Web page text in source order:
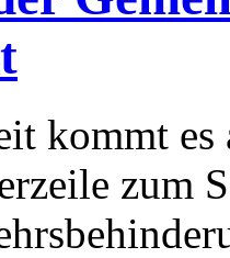
kommt es
zum